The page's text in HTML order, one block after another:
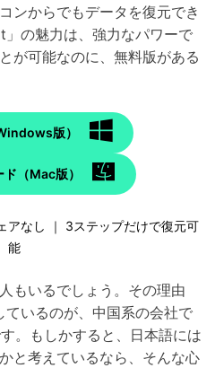
ンからでもデータを復元でき
の魅力は、強力なパワーで
が可能なのに、無料版がある
版）
（Mac版）
アなし ｜ 3ステップだけで復元可
能
もいるでしょう。その理由
いるのが、中国系の会社で
。もしかすると、日本語には
と考えているなら、そんな心